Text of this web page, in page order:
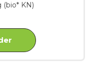
(bio* KN)